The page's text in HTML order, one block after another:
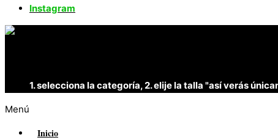
Instagram
1. selecciona la categoría, 2. elije la talla "así verás
Menú
Inicio